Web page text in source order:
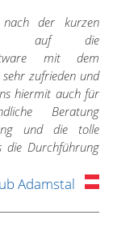
der kurzen
auf die
mit dem
zufrieden und
hiermit auch für
Beratung
und die tolle
die Durchführung
Adamstal